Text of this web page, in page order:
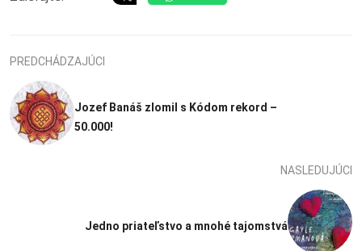
PREDCHÁDZAJÚCI
Jozef Banáš zlomil s Kódom rekord –
50.000!
NASLEDUJÚCI
Jedno priateľstvo a mnohé tajomstvá